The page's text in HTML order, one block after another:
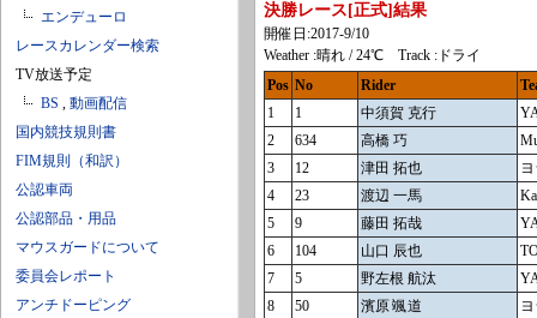
エンデューロ
レースカレンダー検索
TV放送予定
BS , 動画配信
国内競技規則書
FIM規則（和訳）
公認車両
公認部品・用品
マウスガードについて
委員会レポート
アンチドーピング
決勝レース[正式]結果
開催日:2017-9/10
Weather :晴れ / 24℃ Track :ドライ
Pos No Rider
1
1 中須賀 克行
2
634 高橋 巧
3
12 津田 拓也
4
23 渡辺 一馬
5
9 藤田 拓哉
6
104 山口 辰也
7
5 野左根 航汰
8
50 濱原 颯道